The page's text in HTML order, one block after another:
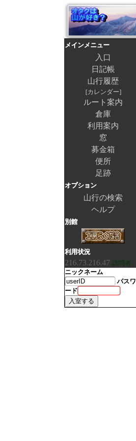
メインメニュー
入口
日記帳
山行履歴
カレンダー
ルート案内
倉庫
利用案内
窓
募金箱
便所
足跡
オプション
山行の検索
ヘルプ
別館
利用状況
216.73.216.47 訪問者
ニックネーム
パスワ
ード